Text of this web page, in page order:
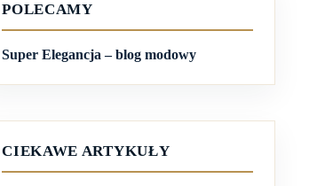
POLECAMY
Super Elegancja – blog modowy
CIEKAWE ARTYKUŁY